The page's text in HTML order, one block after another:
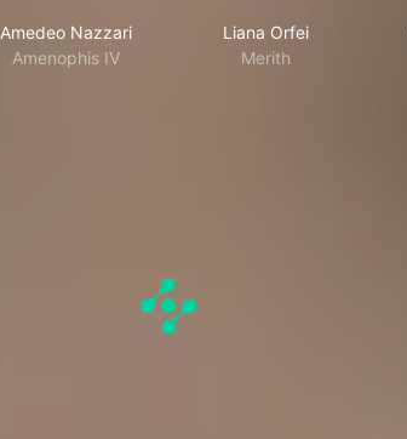
Amedeo Nazzari
Amenophis IV
Liana Orfei
Merith